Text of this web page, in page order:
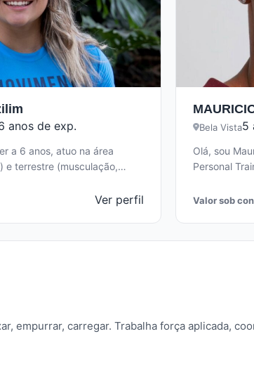
anos de exp.
a 6 anos, atuo na área
e terrestre (musculação,
Ver perfil
Bela Vista5
Olá, sou
Personal
Valor sob
empurrar, carregar. Trabalha força aplicada,